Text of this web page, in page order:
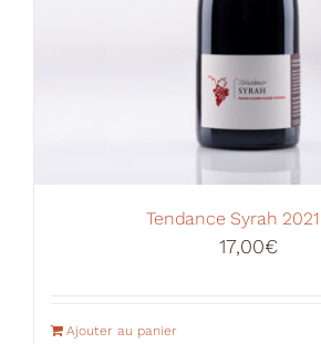
Tendance Syrah
17,00€
Ajouter au panier